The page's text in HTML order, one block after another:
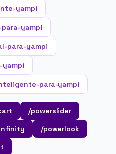
yampi
yampi
para-yampi
para-yampi
/powerslider
/powerlook